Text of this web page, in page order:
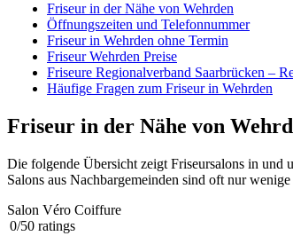
Friseur in der Nähe von Wehrden
Öffnungszeiten und Telefonnummer
Friseur in Wehrden ohne Termin
Friseur Wehrden Preise
Friseure Regionalverband Saarbrücken –
Häufige Fragen zum Friseur in Wehrden
Friseur in der Nähe von
Die folgende Übersicht zeigt Friseursalons in
Salons aus Nachbargemeinden sind oft nur
Salon Véro Coiffure
0/50 ratings